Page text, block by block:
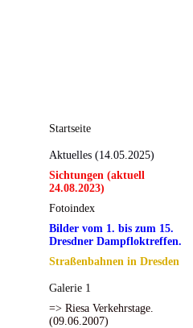
Startseite
Aktuelles (14.05.2025)
Sichtungen (aktuell
24.08.2023)
Fotoindex
Bilder vom 1. bis zum 15.
Dresdner Dampfloktreffen.
Straßenbahnen in Dresden
Galerie 1
=> Riesa Verkehrstage.
(09.06.2007)